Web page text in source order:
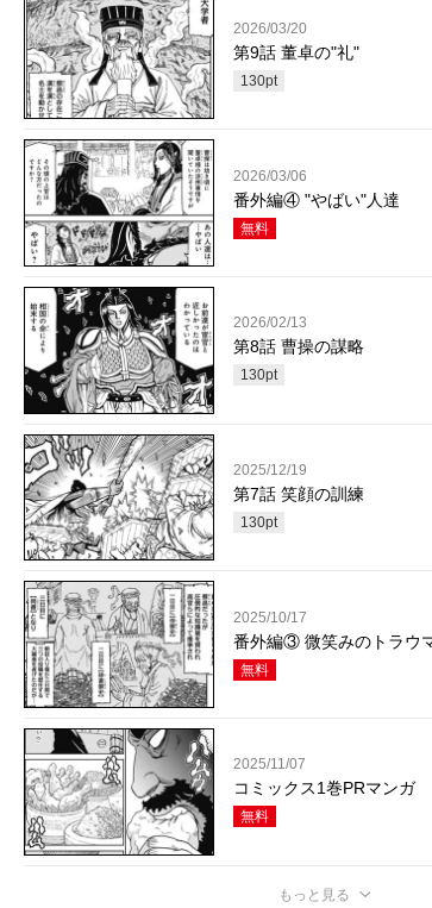
2026/03/20
第9話 董卓の"礼"
130pt
2026/03/06
番外編④ "やばい"人達
無料
2026/02/13
第8話 曹操の謀略
130pt
2025/12/19
第7話 笑顔の訓練
130pt
2025/10/17
番外編③ 微笑みのトラウ
無料
2025/11/07
コミックス1巻PRマンガ
無料
もっと見る